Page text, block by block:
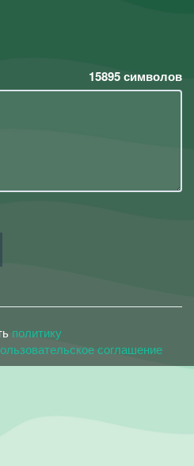
15895символов
политику
соглашение